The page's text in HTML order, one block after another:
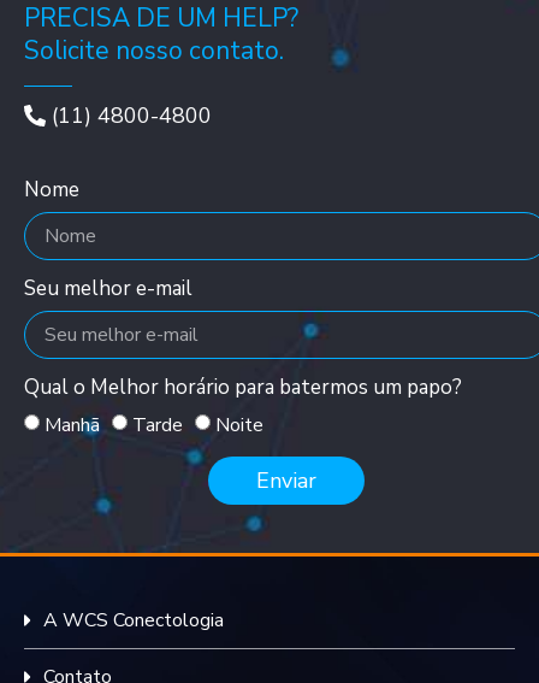
PRECISA DE UM HELP?
Solicite nosso contato.
(11) 4800-4800
Nome
Seu melhor e-mail
Qual o Melhor horário para batermos um papo?
Manhã Tarde Noite
Enviar
A WCS Conectologia
Contato